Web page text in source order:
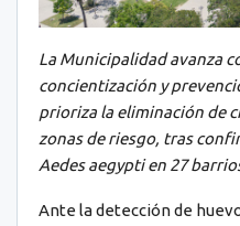
La Municipalidad avanza
concientización y
prioriza la eliminación de
zonas de riesgo, tras
Aedes aegypti en 27
Ante la detección de